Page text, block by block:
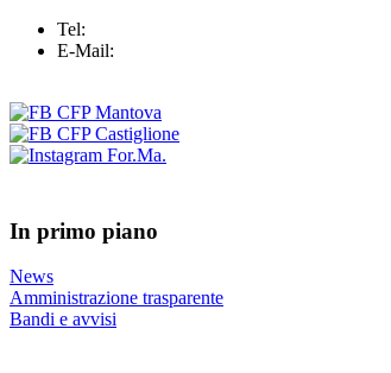
Tel:
E-Mail:
In primo piano
News
Amministrazione trasparente
Bandi e avvisi